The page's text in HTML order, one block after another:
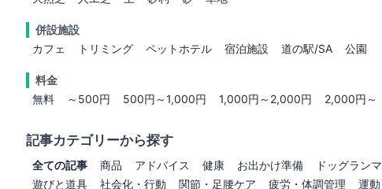
併設施設
カフェ
トリミング ペットホテル 宿泊施設 道の駅/SA 公園
料金
無料
～500円 500円～1,000円 1,000円～2,000円 2,000円～
記事カテゴリーから探す
全ての記事 商品 アドバイス 健康 お出かけ準備
ドッグラン
遊びと道具
社会化・行動 関節・足腰ケア 疲労・体調管理 運